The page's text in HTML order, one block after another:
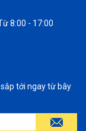
8:00 - 17:00
tới ngay từ bây